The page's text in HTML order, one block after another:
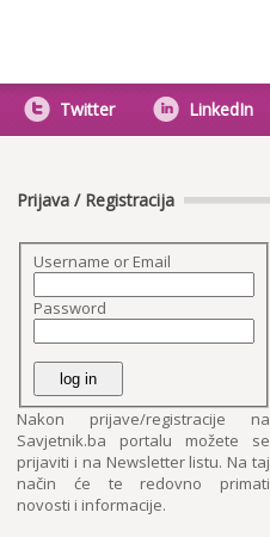
Twitter LinkedIn
Prijava / Registracija
Username or Email
Password
Nakon prijave/registracije na
Savjetnik.ba portalu možete se
prijaviti i na Newsletter listu. Na taj
način će te redovno primati
novosti i informacije.